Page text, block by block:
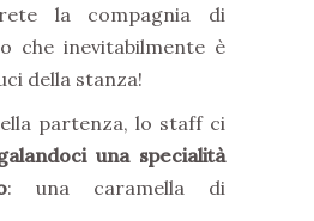
la compagnia di
che inevitabilmente è
della stanza!
partenza, lo staff ci
una specialità
: una caramella di